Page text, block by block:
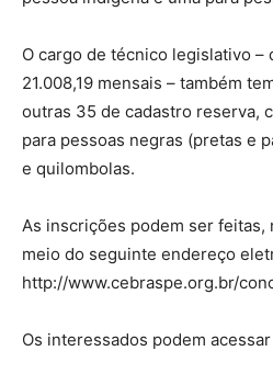
O cargo de técnico legislativo –
21.008,19 mensais – também
outras 35 de cadastro reserva,
para pessoas negras (pretas e
e quilombolas.
As inscrições podem ser
meio do seguinte endereço
http://www.cebraspe.org.br/
Os interessados podem